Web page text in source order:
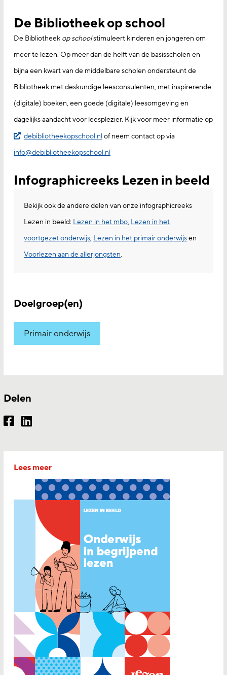
Lees meer
De Bibliotheek op school
De Bibliotheek op schoolstimuleert kinderen en jongeren om
meer te lezen. Op meer dan de helft van de basisscholen en
bijna een kwart van de middelbare scholen ondersteunt de
Bibliotheek met deskundige leesconsulenten, met inspirerende
(digitale) boeken, een goede (digitale) leesomgeving en
dagelijks aandacht voor leesplezier. Kijk voor meer informatie op
debibliotheekopschool.nlof neem contact op via
info@debibliotheekopschool.nl
Infographicreeks Lezen in beeld
Bekijk ook de andere delen van onze infographicreeks
Lezen in beeld: Lezen in het mbo, Lezen in het
voortgezet onderwijs, Lezen in het primair onderwijsen
Voorlezen aan de allerjongsten.
Doelgroep(en)
Primair onderwijs
Delen